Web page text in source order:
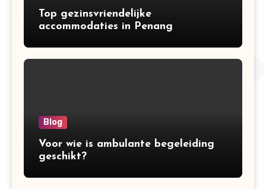
Top gezinsvriendelijke
accommodaties in Penang
Blog
Voor wie is ambulante begeleiding
geschikt?